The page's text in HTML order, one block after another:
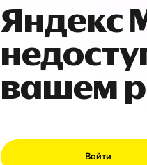
Яндекс
вашем
Войти